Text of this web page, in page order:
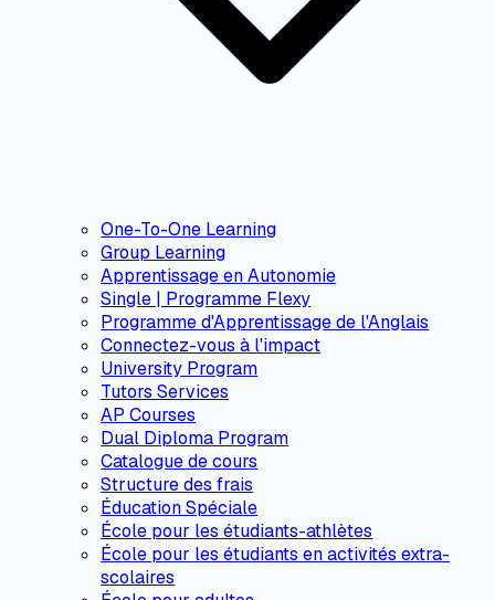
One-To-One Learning
Group Learning
Apprentissage en Autonomie
Single | Programme Flexy
Programme d'Apprentissage de l'Anglais
Connectez-vous à l'impact
University Program
Tutors Services
AP Courses
Dual Diploma Program
Catalogue de cours
Structure des frais
Éducation Spéciale
École pour les étudiants-athlètes
École pour les étudiants en activités extra-
scolaires